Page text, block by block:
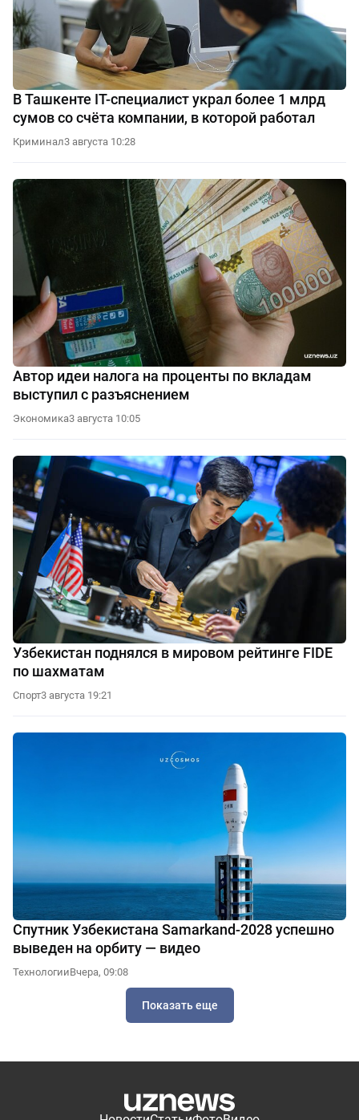
В Ташкенте IT-специалист украл более 1 млрд
сумов со счёта компании, в которой работал
Криминал3 августа 10:28
Автор идеи налога на проценты по вкладам
выступил с разъяснением
Экономика3 августа 10:05
Узбекистан поднялся в мировом рейтинге FIDE
по шахматам
Спорт3 августа 19:21
Спутник Узбекистана Samarkand-2028 успешно
выведен на орбиту — видео
ТехнологииВчера, 09:08
Показать еще